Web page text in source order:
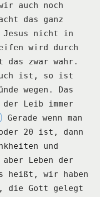
auch noch
das ganz
Jesus nicht in
wird durch
das zwar wahr.
ist, so ist
wegen.
Das
Leib immer
Gerade wenn man
20 ist,
dann
und
Leben der
heißt, wir haben
die Gott gelegt